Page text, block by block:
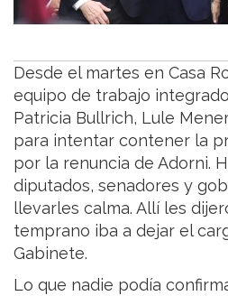
Desde el martes en Casa
equipo de trabajo
Patricia Bullrich, Lule
para intentar contener la
por la renuncia de Adorni.
diputados, senadores y
llevarles calma. Allí les
temprano iba a dejar el
Gabinete.
Lo que nadie podía